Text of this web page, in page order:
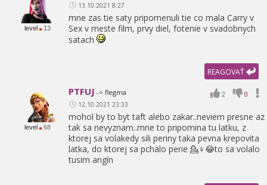
level 13
13.10.2021 8:27
mne zas tie saty pripomenuli tie co mala Carry v
Sex v meste film, prvy diel, fotenie v svadobnych
satach
REAGOVAŤ
level 68
2 0
PTFUJ -> flegma
12.10.2021 23:33
mohol by to byt taft alebo zakar..neviem presne az
tak sa nevyznam..mne to pripomina tu latku, z
ktorej sa volakedy sili periny taka pevna krepovita
latka, do ktorej sa pchalo perie 💁♀😂to sa volalo
tusim angín